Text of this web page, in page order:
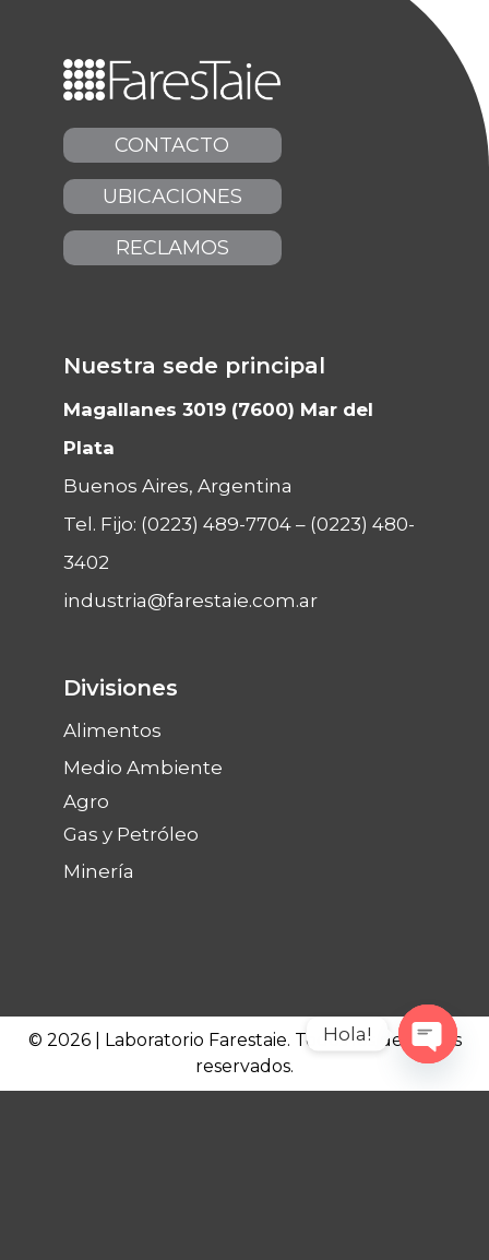
CONTACTO
UBICACIONES
RECLAMOS
Nuestra sede principal
Magallanes 3019 (7600) Mar del
Plata
Buenos Aires, Argentina
Tel. Fijo: (0223) 489-7704– (0223) 480-
3402
industria@farestaie.com.ar
Divisiones
Alimentos
Medio Ambiente
Agro
Gas y Petróleo
Minería
© 2026 | Laboratorio Farestaie. Todos los derechos
reservados.
Hola!